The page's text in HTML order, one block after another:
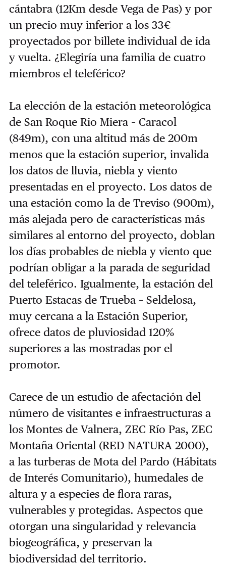
cántabra (12Km desde Vega de Pas) y por
un precio muy inferior a los 33€
proyectados por billete individual de ida
y vuelta. ¿Elegiría una familia de cuatro
miembros el teleférico?
La elección de la estación meteorológica
de San Roque Rio Miera – Caracol
(849m), con una altitud más de 200m
menos que la estación superior, invalida
los datos de lluvia, niebla y viento
presentadas en el proyecto. Los datos de
una estación como la de Treviso (900m),
más alejada pero de características más
similares al entorno del proyecto, doblan
los días probables de niebla y viento que
podrían obligar a la parada de seguridad
del teleférico. Igualmente, la estación del
Puerto Estacas de Trueba – Seldelosa,
muy cercana a la Estación Superior,
ofrece datos de pluviosidad 120%
superiores a las mostradas por el
promotor.
Carece de un estudio de afectación del
número de visitantes e infraestructuras a
los Montes de Valnera, ZEC Río Pas, ZEC
Montaña Oriental (RED NATURA 2000),
a las turberas de Mota del Pardo (Hábitats
de Interés Comunitario), humedales de
altura y a especies de flora raras,
vulnerables y protegidas. Aspectos que
otorgan una singularidad y relevancia
biogeográfica, y preservan la
biodiversidad del territorio.